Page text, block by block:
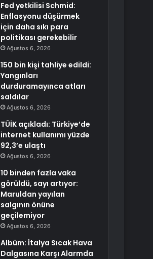
Fed yetkilisi Schmid:
Enflasyonu düşürmek
için daha sıkı para
politikası gerekebilir
Ağustos 6, 2026
150 bin kişi tahliye edildi:
Yangınları
durduramayınca atları
saldılar
Ağustos 6, 2026
TÜİK açıkladı: Türkiye’de
internet kullanımı yüzde
92,3’e ulaştı
Ağustos 6, 2026
10 binden fazla vaka
görüldü, sayı artıyor:
Maruldan yayılan
salgının önüne
geçilemiyor
Ağustos 6, 2026
Albüm: İtalya Sıcak Hava
Dalgasına Karşı Alarmda